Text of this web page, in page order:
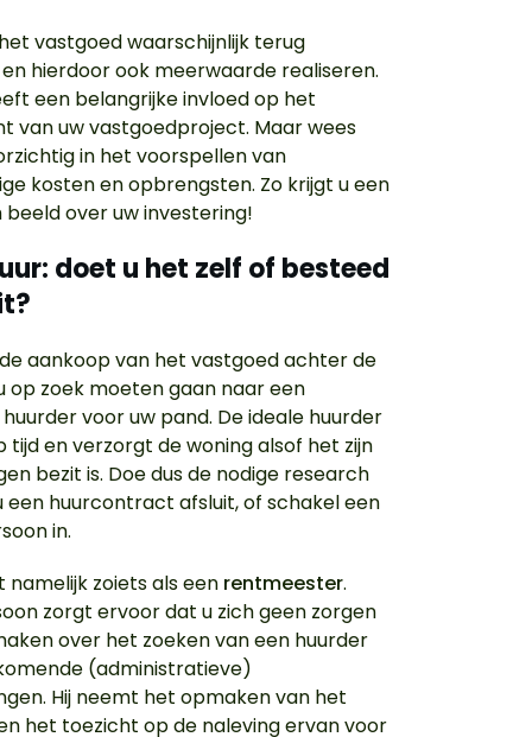
vastgoed waarschijnlijk terug
hierdoor ook meerwaarde realiseren.
een belangrijke invloed op het
van uw vastgoedproject. Maar wees
in het voorspellen van
kosten en opbrengsten. Zo krijgt u een
beeld over uw investering!
doet u het zelf of besteed
aankoop van het vastgoed achter de
op zoek moeten gaan naar een
voor uw pand. De ideale huurder
tijd en verzorgt de woning alsof het zijn
bezit is. Doe dus de nodige research
een huurcontract afsluit, of schakel een
in.
namelijk zoiets als een rentmeester.
zorgt ervoor dat u zich geen zorgen
over het zoeken van een huurder
(administratieve)
Hij neemt het opmaken van het
het toezicht op de naleving ervan voor